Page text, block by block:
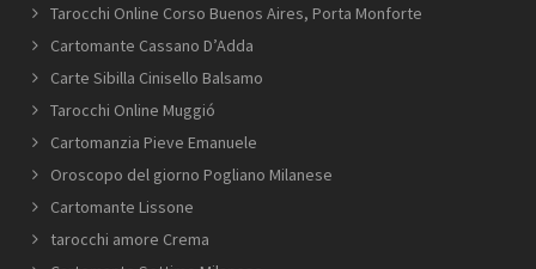
Tarocchi Online ​Corso Buenos Aires,​ Porta Monforte
Cartomante Cassano D’Adda
Carte Sibilla Cinisello Balsamo
Tarocchi Online Muggió
Cartomanzia Pieve Emanuele
Oroscopo del giorno Pogliano Milanese
Cartomante Lissone
tarocchi amore Crema